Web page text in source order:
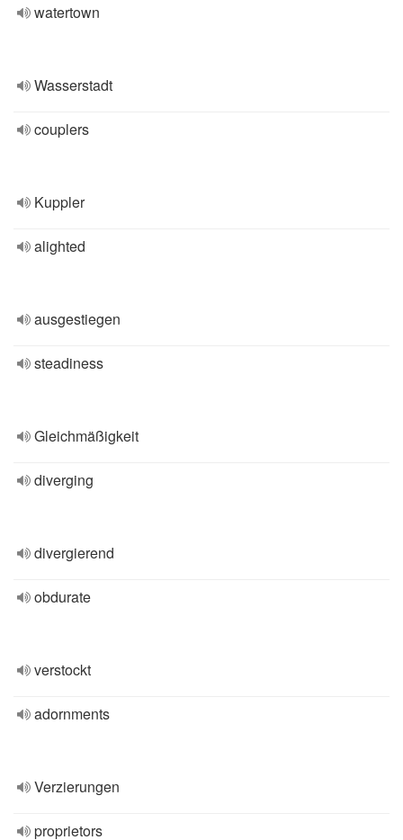
watertown
Wasserstadt
couplers
Kuppler
alighted
ausgestiegen
steadiness
Gleichmäßigkeit
diverging
divergierend
obdurate
verstockt
adornments
Verzierungen
proprietors